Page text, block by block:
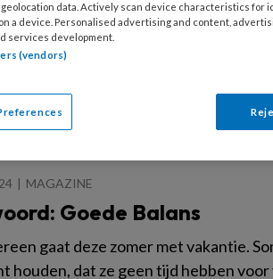
Doe een Beetje
huis dacht ik erover na: leef ik
MAGAZINE
Goede Balans
gaat deze zomer met vakantie.
houden, dat ze geen tijd hebben
data. Actively scan device characteristics for
a device. Personalised advertising and content,
services development.
(vendors)